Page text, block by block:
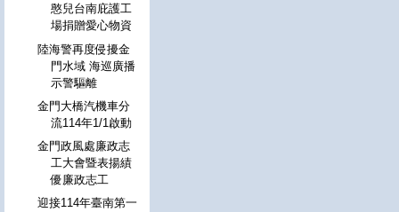
憨兒台南庇護工
場捐贈愛心物資
陸海警再度侵擾金
門水域 海巡廣播
示警驅離
金門大橋汽機車分
流114年1/1啟動
金門政風處廉政志
工大會暨表揚績
優廉政志工
迎接114年臺南第一